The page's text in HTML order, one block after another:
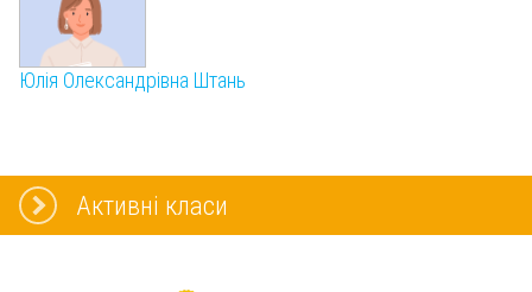
Юлія Олександрівна Штань
Активні класи